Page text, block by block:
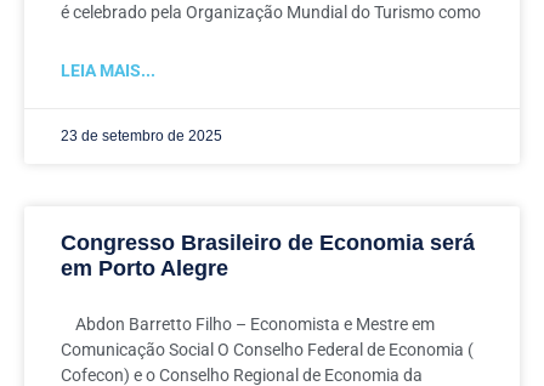
é celebrado pela Organização Mundial do Turismo como
LEIA MAIS...
23 de setembro de 2025
Congresso Brasileiro de Economia será
em Porto Alegre
Abdon Barretto Filho – Economista e Mestre em
Comunicação Social O Conselho Federal de Economia (
Cofecon) e o Conselho Regional de Economia da